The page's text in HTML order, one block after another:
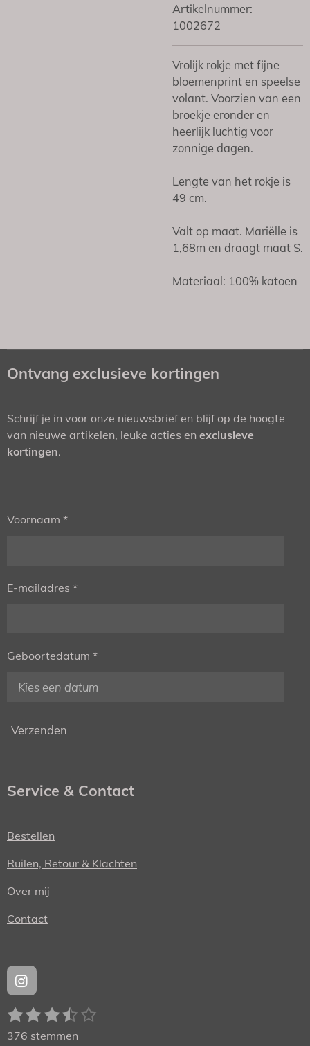
Artikelnummer:
1002672
Vrolijk rokje met fijne
bloemenprint en speelse
volant. Voorzien van een
broekje eronder en
heerlijk luchtig voor
zonnige dagen.
Lengte van het rokje is
49 cm.
Valt op maat. Mariëlle is
1,68m en draagt maat S.
Materiaal: 100% katoen
Ontvang exclusieve kortingen
Schrijf je in voor onze nieuwsbrief en blijf op de hoogte
van nieuwe artikelen, leuke acties en exclusieve
kortingen.
Voornaam *
E-mailadres *
Geboortedatum *
Verzenden
Service & Contact
Bestellen
Ruilen, Retour & Klachten
Over mij
Contact
I
n
s
a
R
a
1
s
2
s
3
s
4
s
5 S
376 stemmen